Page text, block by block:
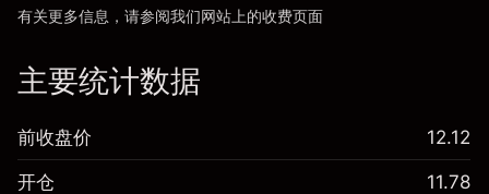
有关更多信息，请参阅我们网站上的收费页面
主要统计数据
前收盘价 12.12
开仓 11.78